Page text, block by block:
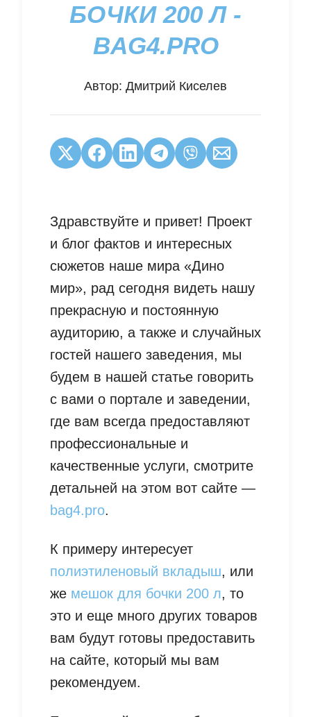
БОЧКИ 200 Л -
BAG4.PRO
Автор: Дмитрий Киселев
Здравствуйте и привет! Проект
и блог фактов и интересных
сюжетов наше мира «Дино
мир», рад сегодня видеть нашу
прекрасную и постоянную
аудиторию, а также и случайных
гостей нашего заведения, мы
будем в нашей статье говорить
с вами о портале и заведении,
где вам всегда предоставляют
профессиональные и
качественные услуги, смотрите
детальней на этом вот сайте —
bag4.pro.
К примеру интересует
полиэтиленовый вкладыш, или
же мешок для бочки 200 л, то
это и еще много других товаров
вам будут готовы предоставить
на сайте, который мы вам
рекомендуем.